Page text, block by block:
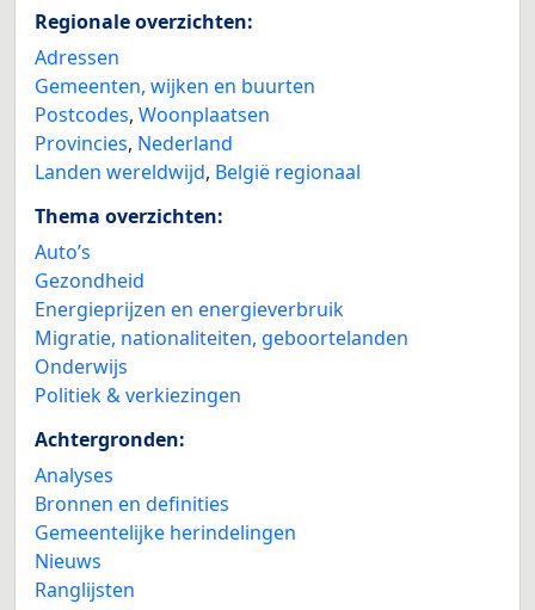
Regionale overzichten:
Adressen
Gemeenten, wijken en buurten
Postcodes, Woonplaatsen
Provincies, Nederland
Landen wereldwijd, België regionaal
Thema overzichten:
Auto’s
Gezondheid
Energieprijzen en energieverbruik
Migratie, nationaliteiten, geboortelanden
Onderwijs
Politiek & verkiezingen
Achtergronden:
Analyses
Bronnen en definities
Gemeentelijke herindelingen
Nieuws
Ranglijsten